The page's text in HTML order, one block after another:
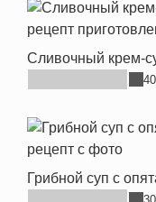
Сливочный крем-
Грибной суп с